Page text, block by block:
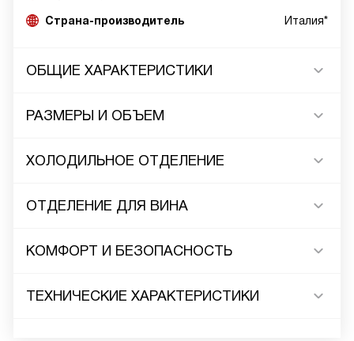
Страна-производитель Италия*
ОБЩИЕ ХАРАКТЕРИСТИКИ
РАЗМЕРЫ И ОБЪЕМ
ХОЛОДИЛЬНОЕ ОТДЕЛЕНИЕ
ОТДЕЛЕНИЕ ДЛЯ ВИНА
КОМФОРТ И БЕЗОПАСНОСТЬ
ТЕХНИЧЕСКИЕ ХАРАКТЕРИСТИКИ